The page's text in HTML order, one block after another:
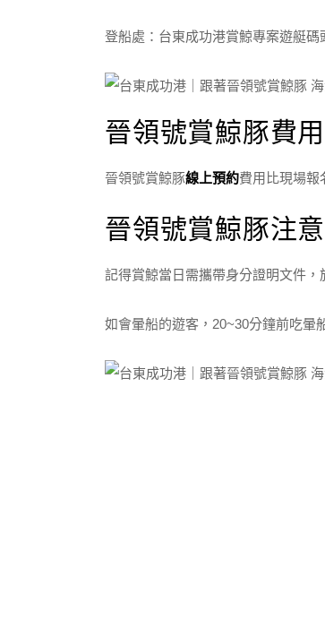
登船處：台東成功港賞鯨專案遊艇碼
晉領號賞鯨豚費用
晉領號賞鯨豚線上預約費用比現場報
晉領號賞鯨豚注
記得賞鯨當日需攜帶身分證明文件，
如會暈船的遊客，20~30分鐘前吃暈